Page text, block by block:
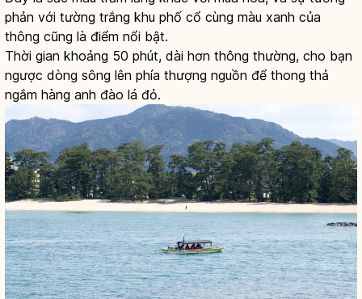
phản với tường trắng khu phố cổ cùng màu xanh của
thông cũng là điểm nổi bật.
Thời gian khoảng 50 phút, dài hơn thông thường, cho bạn
ngược dòng sông lên phía thượng nguồn để thong thả
ngắm hàng anh đào lá đỏ.